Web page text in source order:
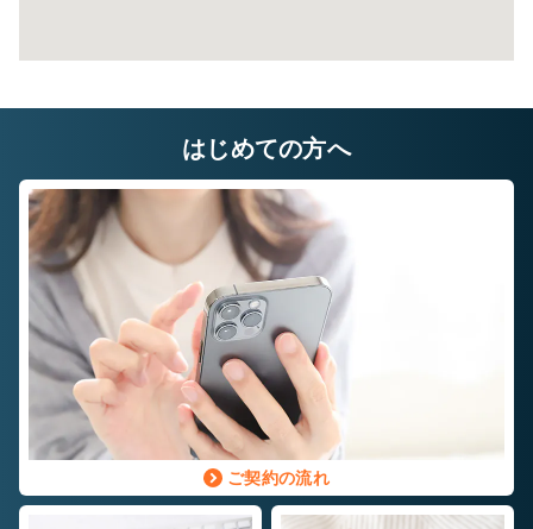
はじめての方へ
ご契約の流れ